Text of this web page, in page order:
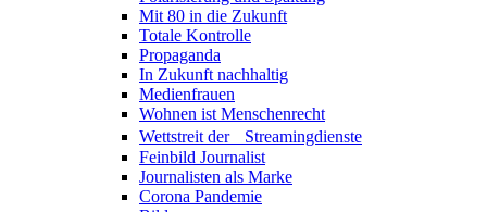
Mit 80 in die Zukunft
Totale Kontrolle
Propaganda
In Zukunft nachhaltig
Medienfrauen
Wohnen ist Menschenrecht
Wettstreit der Streamingdienste
Feinbild Journalist
Journalisten als Marke
Corona Pandemie